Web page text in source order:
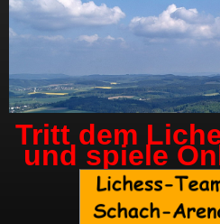
Tritt dem
und spiele